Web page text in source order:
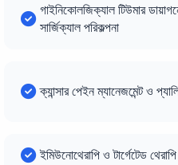
গাইনিকোলজিক্যাল টিউমার
সার্জিক্যাল পরিকল্পনা
ক্যান্সার পেইন ম্যানেজমেন্ট ও
ইমিউনোথেরাপি ও টার্গেটেড